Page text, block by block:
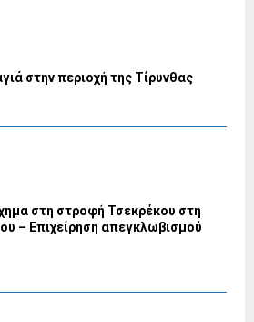
στην περιοχή της Τίρυνθας
στη στροφή Τσεκρέκου στη
– Επιχείρηση απεγκλωβισμού